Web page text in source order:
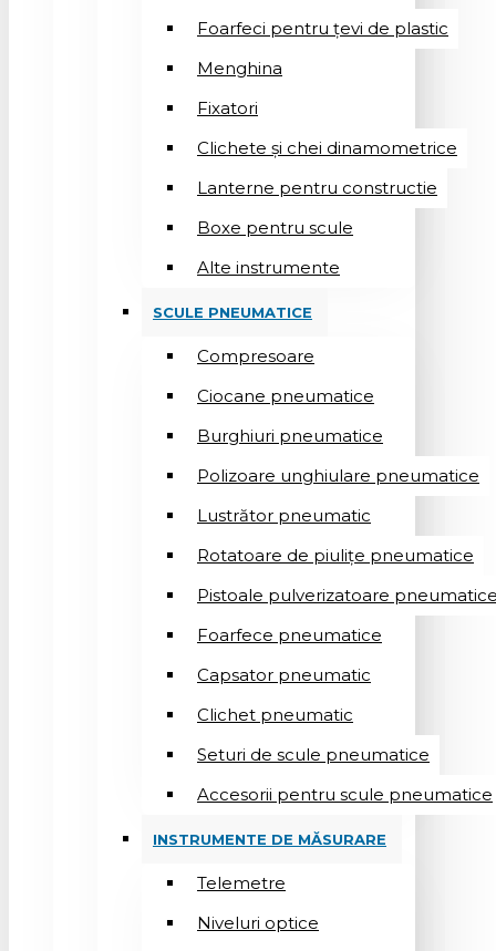
Foarfeci pentru țevi de plastic
Menghina
Fixatori
Clichete și chei dinamometrice
Lanterne pentru constructie
Boxe pentru scule
Alte instrumente
SCULE PNEUMATICE
Compresoare
Ciocane pneumatice
Burghiuri pneumatice
Polizoare unghiulare pneumatice
Lustrător pneumatic
Rotatoare de piulițe pneumatice
Pistoale pulverizatoare
Foarfece pneumatice
Capsator pneumatic
Clichet pneumatic
Seturi de scule pneumatice
Accesorii pentru scule pneumatice
INSTRUMENTE DE MĂSURARE
Telemetre
Niveluri optice